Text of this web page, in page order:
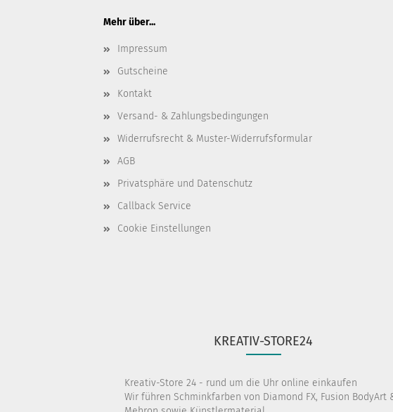
Mehr über...
Impressum
Gutscheine
Kontakt
Versand- & Zahlungsbedingungen
Widerrufsrecht & Muster-Widerrufsformular
AGB
Privatsphäre und Datenschutz
Callback Service
Cookie Einstellungen
KREATIV-STORE24
Kreativ-Store 24 - rund um die Uhr online einkaufen
Wir führen Schminkfarben von Diamond FX, Fusion BodyArt